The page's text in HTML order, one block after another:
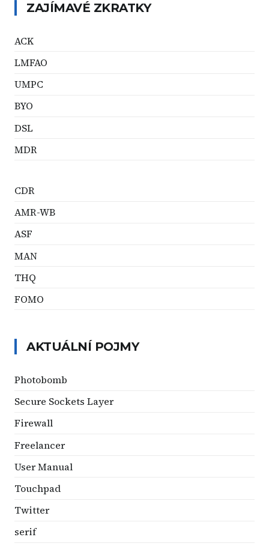
ZAJÍMAVÉ ZKRATKY
ACK
LMFAO
UMPC
BYO
DSL
MDR
CDR
AMR-WB
ASF
MAN
THQ
FOMO
AKTUÁLNÍ POJMY
Photobomb
Secure Sockets Layer
Firewall
Freelancer
User Manual
Touchpad
Twitter
serif